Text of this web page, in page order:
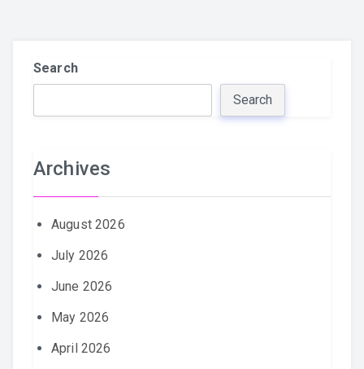
Search
Search
Archives
August 2026
July 2026
June 2026
May 2026
April 2026